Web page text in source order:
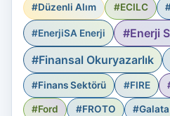
#Düzenli Alım #ECILC
#EnerjiSA Enerji #Enerji
#Finansal Okuryazarlık
#Finans Sektörü #FIRE
#Ford #FROTO